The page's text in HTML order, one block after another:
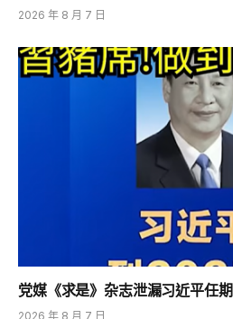
2026 年 8 月 7 日
党媒《求是》杂志泄漏习近平任
2026 年 8 月 7 日